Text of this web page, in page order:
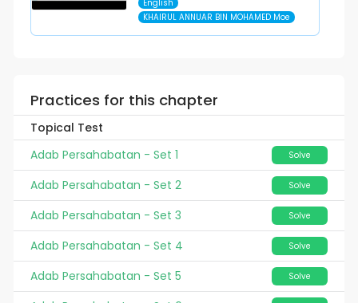
English
KHAIRUL ANNUAR BIN MOHAMED Moe
Practices for this chapter
Topical Test
Adab Persahabatan - Set 1
Solve
Adab Persahabatan - Set 2 Solve
Adab Persahabatan - Set 3 Solve
Adab Persahabatan - Set 4 Solve
Adab Persahabatan - Set 5 Solve